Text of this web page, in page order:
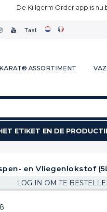
De Killgerm Order app is nu
Taal:
ASSORTIMENT
ETIKET EN DE
en Vliegenlokstof
LOG IN OM TE